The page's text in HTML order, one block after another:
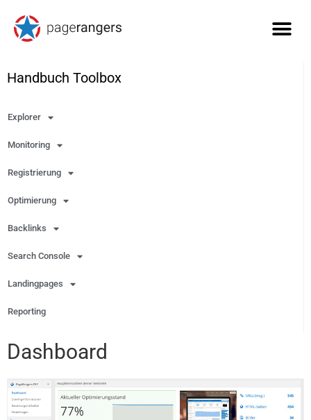
Handbuch Toolbox
Explorer
Monitoring
Registrierung
Optimierung
Backlinks
Search Console
Landingpages
Reporting
Dashboard